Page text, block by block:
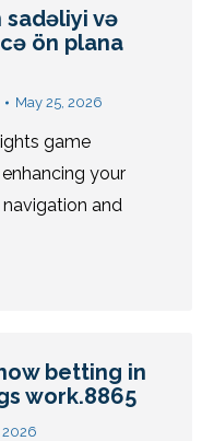
sadəliyi və
ön plana
May 25, 2026
game
your
and
betting in
work.8865
2026